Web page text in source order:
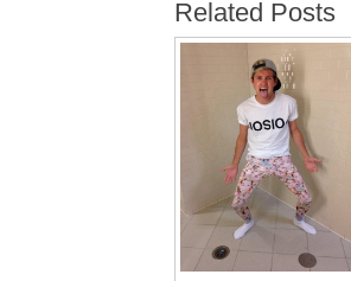
Related Posts